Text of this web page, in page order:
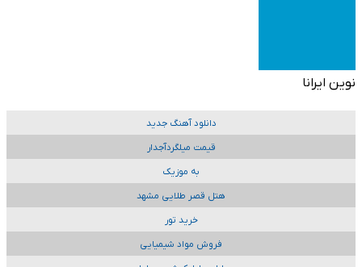
نوین ایرانا
دانلود آهنگ جدید
قیمت میلگردآجدار
به موزیک
هتل قصر طلایی مشهد
خرید تور
فروش مواد شیمیایی